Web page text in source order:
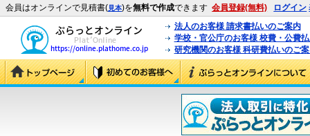
会員はオンラインで見積書(見本)を無料で作成できます 会員登録(無料) ログイン
法人のお客様 請求書払いのご案内
学校・官公庁のお客様 校費・公費
研究機関のお客様 科研費払いのご